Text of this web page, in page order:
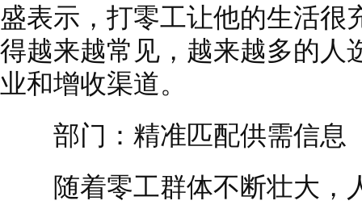
盛表示，打零工让他的生活很
得越来越常见，越来越多的人
业和增收渠道。
部门：精准匹配供需信息
随着零工群体不断壮大，